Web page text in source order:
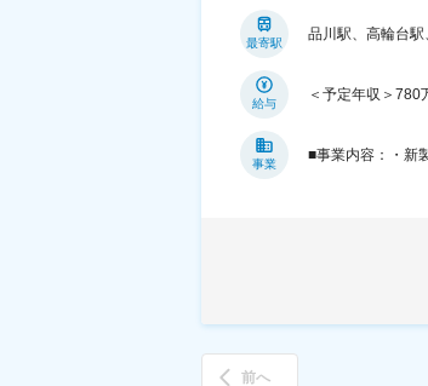
最寄駅
品川駅、高輪台駅
給与
＜予定年収＞
事業
■事業内容：・新
前へ